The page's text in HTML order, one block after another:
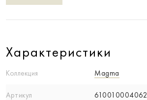
Характеристики
Коллекция Magma
Артикул 610010004062